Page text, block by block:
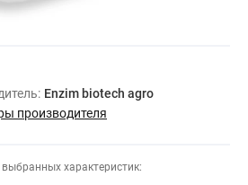
Enzim biotech agro
производителя
характеристик: